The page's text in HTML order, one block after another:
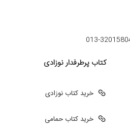
کتاب پرطرفدار نوزادی
خرید کتاب نوزادی
خرید کتاب حمامی